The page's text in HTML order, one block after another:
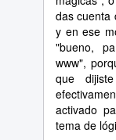
das cuenta
y en ese
"bueno,
www",
que
activado
tema de